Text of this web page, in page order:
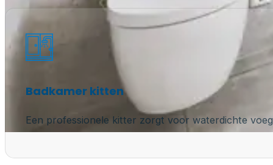
Badkamer kitten
Een professionele kitter zorgt voor waterdichte